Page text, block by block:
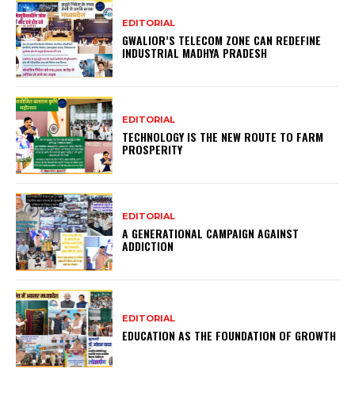
EDITORIAL
GWALIOR’S TELECOM ZONE CAN REDEFINE
INDUSTRIAL MADHYA PRADESH
EDITORIAL
TECHNOLOGY IS THE NEW ROUTE TO FARM
PROSPERITY
EDITORIAL
A GENERATIONAL CAMPAIGN AGAINST
ADDICTION
EDITORIAL
EDUCATION AS THE FOUNDATION OF GROWTH